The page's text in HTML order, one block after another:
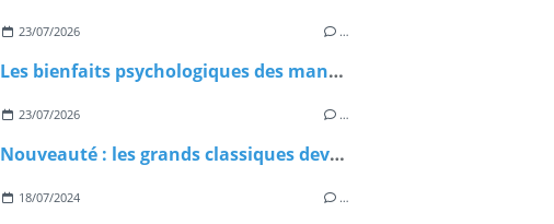
23/07/2026 …
Les bienfaits psychologiques des mandalas chez les enfants : un moment de calme et de créativité en famille
23/07/2026 …
Nouveauté : les grands classiques deviennent accessibles avec les livres « Mes lectures DYS »
18/07/2024 …